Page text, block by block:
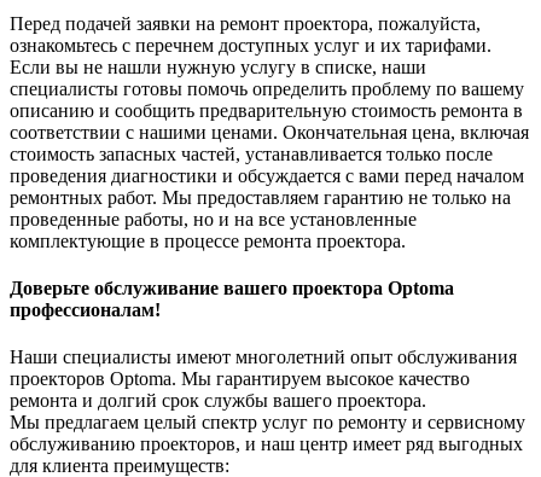
Перед подачей заявки на ремонт проектора, пожалуйста,
ознакомьтесь с перечнем доступных услуг и их тарифами.
Если вы не нашли нужную услугу в списке, наши
специалисты готовы помочь определить проблему по вашему
описанию и сообщить предварительную стоимость ремонта в
соответствии с нашими ценами. Окончательная цена, включая
стоимость запасных частей, устанавливается только после
проведения диагностики и обсуждается с вами перед началом
ремонтных работ. Мы предоставляем гарантию не только на
проведенные работы, но и на все установленные
комплектующие в процессе ремонта проектора.
Доверьте обслуживание вашего проектора Optoma
профессионалам!
Наши специалисты имеют многолетний опыт обслуживания
проекторов Optoma. Мы гарантируем высокое качество
ремонта и долгий срок службы вашего проектора.
Мы предлагаем целый спектр услуг по ремонту и сервисному
обслуживанию проекторов, и наш центр имеет ряд выгодных
для клиента преимуществ: